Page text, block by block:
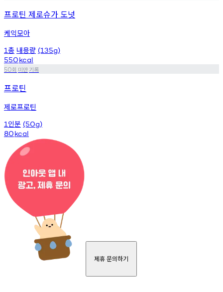
프로틴 제로슈가 도넛
케익모아
1총 내용량 (135g)
550kcal
50회 미만기록
프로틴
제로프로틴
1 인분 (50g)
80kcal
제휴 문의하기